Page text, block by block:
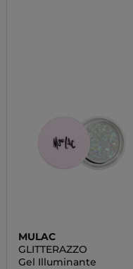
MULAC
GLITTERAZZO
Gel Illuminante